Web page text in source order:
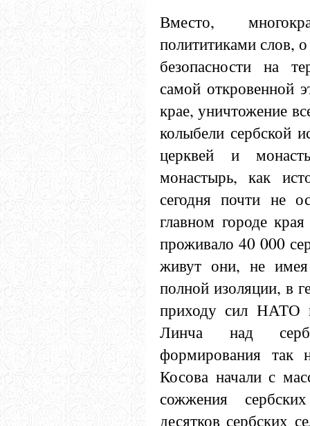
Вместо,
полититиками слов,
безопасности на
самой откровенной
крае, уничтожение
колыбели сербской
церквей и
монастырь, как
сегодня почти не
главном городе
проживало 40 000
живут они, не
полной изоляции, в
приходу сил НАТО
Линча над
формирования так
Косова начали с
сожжения
десятков сербских